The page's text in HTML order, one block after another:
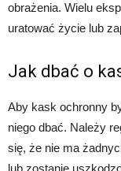
obrażenia. Wielu
uratować życie lub
Jak dbać o
Aby kask ochronny
niego dbać. Należy
się, że nie ma